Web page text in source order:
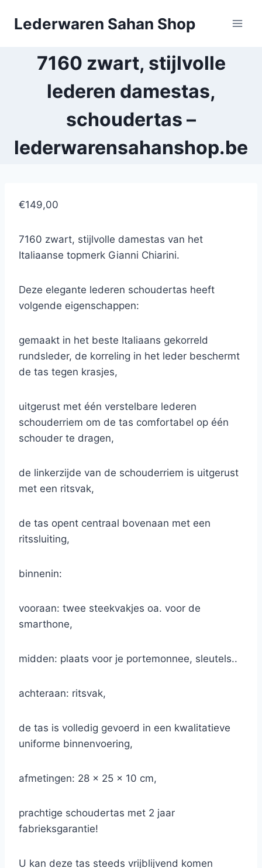
Lederwaren Sahan Shop
7160 zwart, stijlvolle
lederen damestas,
schoudertas –
lederwarensahanshop.be
€149,00
7160 zwart, stijlvolle damestas van het
Italiaanse topmerk Gianni Chiarini.
Deze elegante lederen schoudertas heeft
volgende eigenschappen:
gemaakt in het beste Italiaans gekorreld
rundsleder, de korreling in het leder beschermt
de tas tegen krasjes,
uitgerust met één verstelbare lederen
schouderriem om de tas comfortabel op één
schouder te dragen,
de linkerzijde van de schouderriem is uitgerust
met een ritsvak,
de tas opent centraal bovenaan met een
ritssluiting,
binnenin:
vooraan: twee steekvakjes oa. voor de
smarthone,
midden: plaats voor je portemonnee, sleutels..
achteraan: ritsvak,
de tas is volledig gevoerd in een kwalitatieve
uniforme binnenvoering,
afmetingen: 28 x 25 x 10 cm,
prachtige schoudertas met 2 jaar
fabrieksgarantie!
U kan deze tas steeds vrijblijvend komen